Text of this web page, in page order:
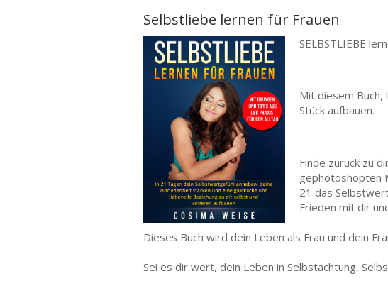
Selbstliebe lernen für Frauen
SELBSTLIEBE
Mit diesem Buch,
Stück aufbauen.
Finde zurück zu
gephotoshopten
21 das
Frieden mit dir
Dieses Buch wird dein Leben als Frau und dein
Sei es dir wert, dein Leben in Selbstachtung,